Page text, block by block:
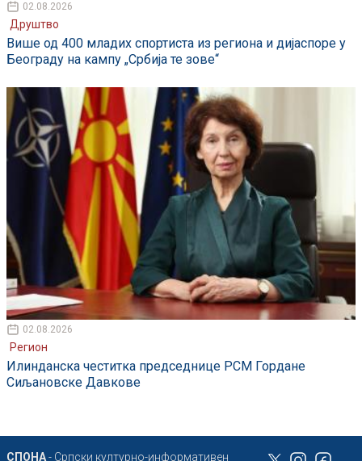
02.08.2026
Друштво
Више од 400 младих спортиста из региона и дијаспоре у
Београду на кампу „Србија те зове“
02.08.2026
Регион
Илинданска честитка председнице РСМ Гордане
Сиљановске Давкове
СПОНА- Српски културно-информативен